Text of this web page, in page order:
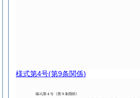
様式第4号(第9条関係)